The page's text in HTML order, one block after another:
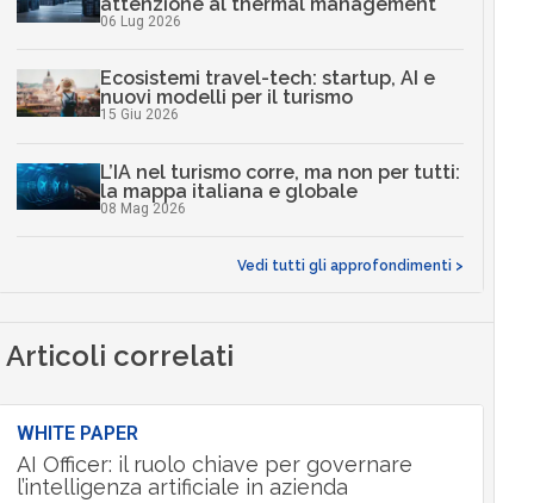
06 Lug 2026
Ecosistemi travel-tech: startup, AI e
nuovi modelli per il turismo
15 Giu 2026
L’IA nel turismo corre, ma non per tutti:
la mappa italiana e globale
08 Mag 2026
Vedi tutti gli approfondimenti >
Articoli correlati
WHITE PAPER
AI Officer: il ruolo chiave per governare
l’intelligenza artificiale in azienda